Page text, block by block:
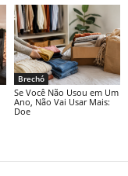
Brechó
Se Você Não Usou em Um
Ano, Não Vai Usar Mais:
Doe